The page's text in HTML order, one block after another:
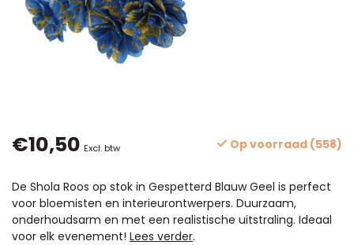
€10,50 Excl. btw Op voorraad (558)
De Shola Roos op stok in Gespetterd Blauw Geel is perfect
voor bloemisten en interieurontwerpers. Duurzaam,
onderhoudsarm en met een realistische uitstraling. Ideaal
voor elk evenement! Lees verder.